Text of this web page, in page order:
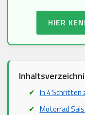
HIER
In 4 Schritten
Motorrad